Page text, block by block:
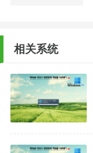
相关系统